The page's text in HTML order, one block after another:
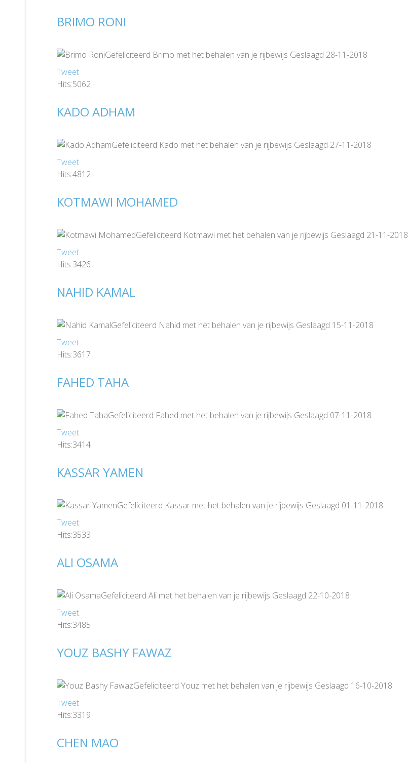
BRIMO RONI
Gefeliciteerd Brimo met het behalen van je rijbewijs Geslaagd 28-11-2018
Tweet
Hits:5062
KADO ADHAM
Gefeliciteerd Kado met het behalen van je rijbewijs Geslaagd 27-11-2018
Tweet
Hits:4812
KOTMAWI MOHAMED
Gefeliciteerd Kotmawi met het behalen van je rijbewijs Geslaagd 21-11-2018
Tweet
Hits:3426
NAHID KAMAL
Gefeliciteerd Nahid met het behalen van je rijbewijs Geslaagd 15-11-2018
Tweet
Hits:3617
FAHED TAHA
Gefeliciteerd Fahed met het behalen van je rijbewijs Geslaagd 07-11-2018
Tweet
Hits:3414
KASSAR YAMEN
Gefeliciteerd Kassar met het behalen van je rijbewijs Geslaagd 01-11-2018
Tweet
Hits:3533
ALI OSAMA
Gefeliciteerd Ali met het behalen van je rijbewijs Geslaagd 22-10-2018
Tweet
Hits:3485
YOUZ BASHY FAWAZ
Gefeliciteerd Youz met het behalen van je rijbewijs Geslaagd 16-10-2018
Tweet
Hits:3319
CHEN MAO